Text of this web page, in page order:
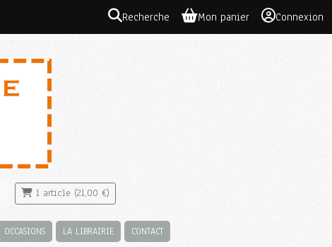
Recherche Mon panier Connexion
1 article (21,00 €)
OCCASIONS LA LIBRAIRIE CONTACT